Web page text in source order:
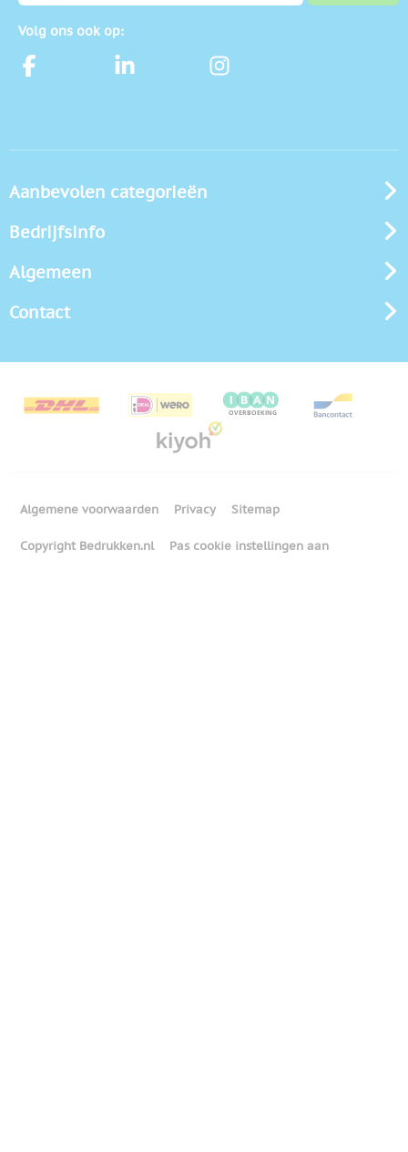
Volg ons ook op:
Aanbevolen categorieën
Bedrijfsinfo
Algemeen
Contact
Algemene voorwaarden Privacy Sitemap
Copyright Bedrukken.nl Pas cookie instellingen aan